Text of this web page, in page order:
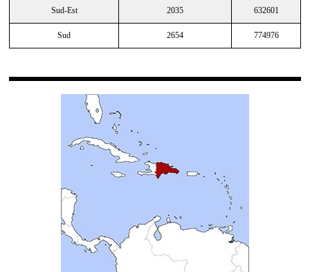
Sud-Est 2035 632601
Sud 2654 774976